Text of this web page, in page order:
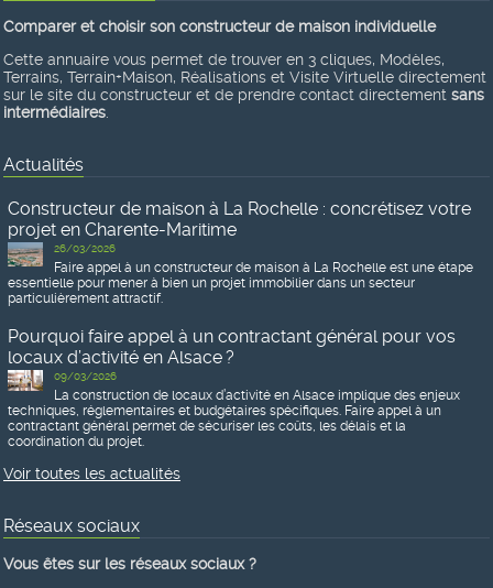
Comparer et choisir son constructeur de maison individuelle
Cette annuaire vous permet de trouver en 3 cliques, Modèles,
Terrains, Terrain+Maison, Réalisations et Visite Virtuelle directement
sur le site du constructeur et de prendre contact directement sans
intermédiaires
Actualités
Constructeur de maison à La Rochelle : concrétisez votre
projet en Charente-Maritime
26/03/2026
Faire appel à un constructeur de maison à La Rochelle est une étape
essentielle pour mener à bien un projet immobilier dans un secteur
particulièrement attractif.
Pourquoi faire appel à un contractant général pour vos
locaux d’activité en Alsace ?
09/03/2026
La construction de locaux d’activité en Alsace implique des enjeux
techniques, réglementaires et budgétaires spécifiques. Faire appel à un
contractant général permet de sécuriser les coûts, les délais et la
coordination du projet.
Voir toutes les actualités
Réseaux sociaux
Vous êtes sur les réseaux sociaux ?